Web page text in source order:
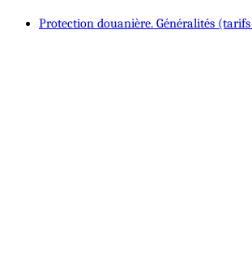
Protection douanière. Généralités